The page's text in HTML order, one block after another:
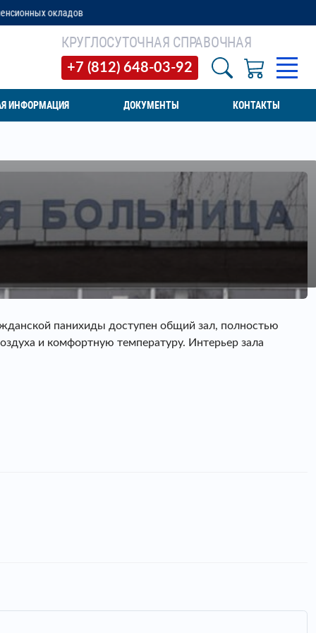
КРУГЛОСУТОЧНАЯ СПРАВОЧНАЯ
+7 (812) 648-03-92
ИНФОРМАЦИЯ ДОКУМЕНТЫ КОНТАКТЫ
панихиды доступен общий зал, полностью
и комфортную температуру. Интерьер зала